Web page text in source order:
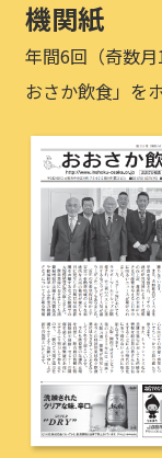
機関紙
年間6回（奇数
おさか飲食」を